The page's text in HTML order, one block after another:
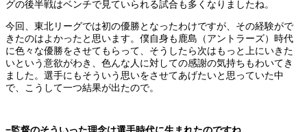
グの後半戦はベンチで見ていられる試合も多くなりましたね。
今回、東北リーグでは初の優勝となったわけですが、その経験がで
きたのはよかったと思います。僕自身も鹿島（アントラーズ）時代
に色々な優勝をさせてもらって、そうしたら次はもっと上にいきた
いという意欲がわき、色んな人に対しての感謝の気持ちもわいてき
ました。選手にもそういう思いをさせてあげたいと思っていた中
で、こうして一つ結果が出たので。